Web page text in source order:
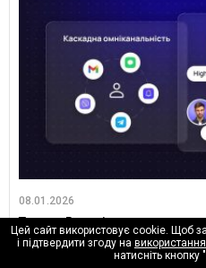
08.01.2026
Тренди Retention-маркетингу
омніканальність змінюють
8248
Цей сайт використовує cookie. Щоб
і підтвердити згоду на
натисніть кнопку